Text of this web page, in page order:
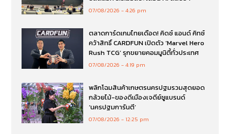
07/08/2026 4:26 pm
ตลาดการ์ดเกมไทยเดือด! คิดซ์ แอนด์ คิทซ์
คว้าสิทธิ์ CARDFUN เปิดตัว ‘Marvel Hero
Rush TCG’ รุกขยายคอมมูนิตี้ทั่วประเทศ
07/08/2026 4:19 pm
พลิกโฉมสินค้าเกษตรนครปฐมรวมสุดยอด
กล้วยไม้-ของดีเมืองเจดีย์ชูแบรนด์
‘นครปฐมการันตี’
07/08/2026 12:25 pm